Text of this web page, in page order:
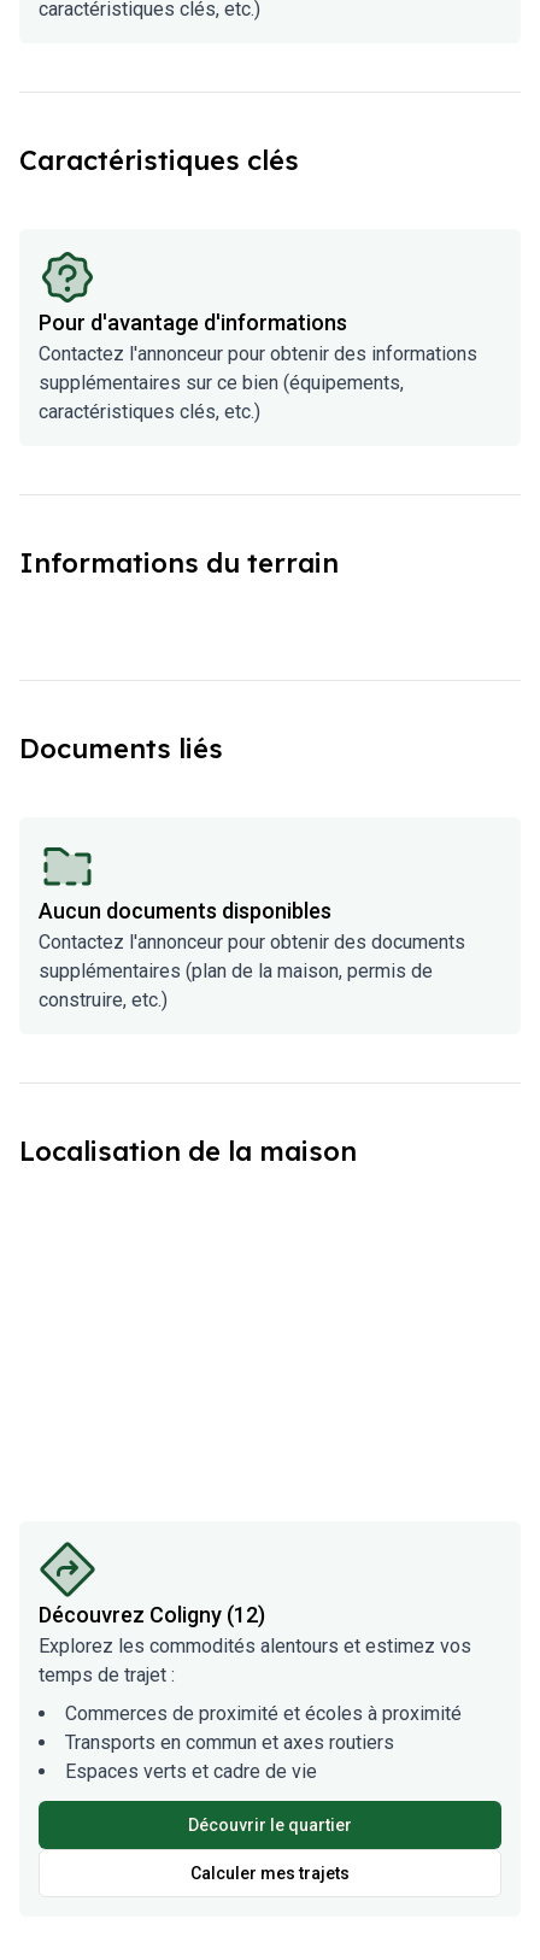
caractéristiques clés, etc.)
Caractéristiques clés
Pour d'avantage d'informations
Contactez l'annonceur pour obtenir des informations
supplémentaires sur ce bien (équipements,
caractéristiques clés, etc.)
Informations du terrain
Documents liés
Aucun documents disponibles
Contactez l'annonceur pour obtenir des documents
supplémentaires (plan de la maison, permis de
construire, etc.)
Localisation de la maison
Découvrez Coligny (12)
Explorez les commodités alentours et estimez vos
temps de trajet :
Commerces de proximité et écoles à proximité
Transports en commun et axes routiers
Espaces verts et cadre de vie
Découvrir le quartier
Calculer mes trajets